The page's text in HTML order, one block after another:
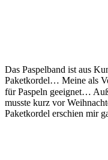
Das Paspelband ist aus
Paketkordel… Meine als
für Paspeln geeignet…
musste kurz vor
Paketkordel erschien mir